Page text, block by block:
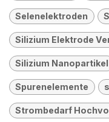
Selenelektroden
Silizium Elektrode
Silizium Nanopartikel
Spurenelemente
Strombedarf